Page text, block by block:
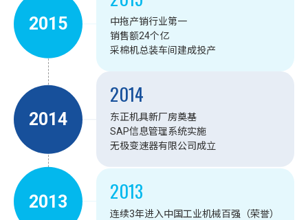
2015
中拖产销行业第一
销售额24个亿
采棉机总装车间建成投产
2014
2014
东正机具新厂房奠基
SAP信息管理系统实施
无极变速器有限公司成立
2013 2013
连续3年进入中国工业机械百强（荣誉）